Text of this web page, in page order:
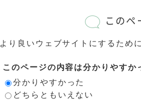
このペ
より良いウェブサイトにするため
このページの内容は分かりやすか
分かりやすかった
どちらともいえない